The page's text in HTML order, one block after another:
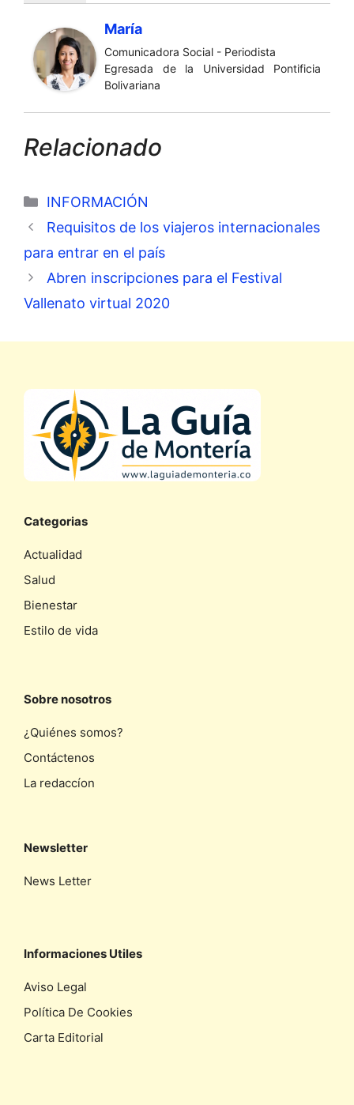
María
Comunicadora Social - Periodista
Egresada de la Universidad Pontificia
Bolivariana
Relacionado
Categorías
INFORMACIÓN
Requisitos de los viajeros internacionales
para entrar en el país
Abren inscripciones para el Festival
Vallenato virtual 2020
Categorias
Actualidad
Salud
Bienestar
Estilo de vida
Sobre nosotros
¿Quiénes somos?
Contáctenos
La redaccíon
Newsletter
News Letter
Informaciones Utiles
Aviso Legal
Política De Cookies
Carta Editorial